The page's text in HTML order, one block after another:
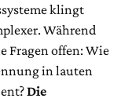
klingt
Während
Fragen offen: Wie
in lauten
Die